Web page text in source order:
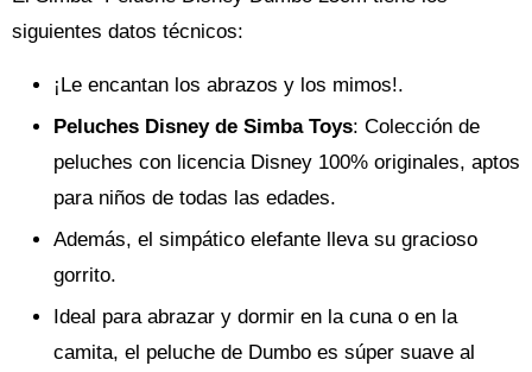
siguientes datos técnicos:
¡Le encantan los abrazos y los mimos!.
Peluches Disney de Simba Toys: Colección de
peluches con licencia Disney 100% originales, aptos
para niños de todas las edades.
Además, el simpático elefante lleva su gracioso
gorrito.
Ideal para abrazar y dormir en la cuna o en la
camita, el peluche de Dumbo es súper suave al